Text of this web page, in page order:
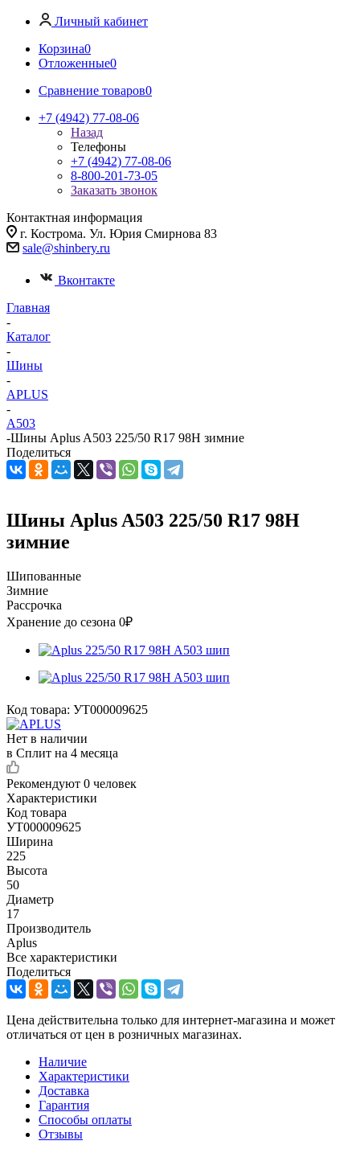
Личный кабинет
Корзина0
Отложенные0
Сравнение товаров0
+7 (4942) 77-08-06
Назад
Телефоны
+7 (4942) 77-08-06
8-800-201-73-05
Заказать звонок
Контактная информация
г. Кострома. Ул. Юрия Смирнова 83
sale@shinbery.ru
Вконтакте
Главная
-
Каталог
-
Шины
-
APLUS
-
A503
-Шины Aplus A503 225/50 R17 98H зимние
Поделиться
Шины Aplus A503 225/50 R17 98H
зимние
Шипованные
Зимние
Рассрочка
Хранение до сезона 0₽
Код товара: УТ000009625
Нет в наличии
в Сплит на 4 месяца
Рекомендуют 0 человек
Характеристики
Код товара
УТ000009625
Ширина
225
Высота
50
Диаметр
17
Производитель
Aplus
Все характеристики
Поделиться
Цена действительна только для интернет-магазина и может
отличаться от цен в розничных магазинах.
Наличие
Характеристики
Доставка
Гарантия
Способы оплаты
Отзывы